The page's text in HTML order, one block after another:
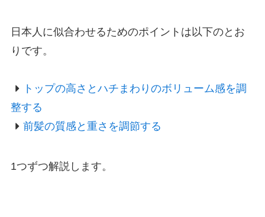
日本人に似合わせるためのポイントは以下のとお
りです。
トップの高さとハチまわりのボリューム感を調
整する
前髪の質感と重さを調節する
1つずつ解説します。